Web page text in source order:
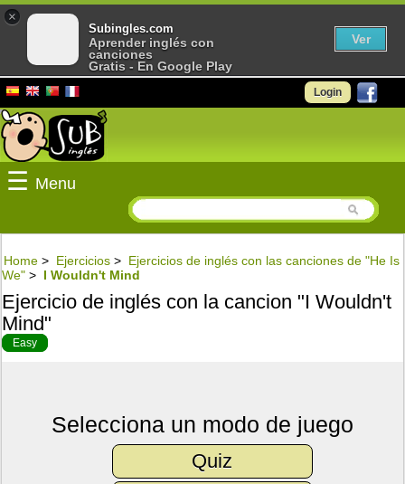
Login
☰ Menu
Home > Ejercicios > Ejercicios de inglés con las canciones de "He Is
We" > I Wouldn't Mind
Ejercicio de inglés con la cancion "I Wouldn't
Mind"
Easy
Selecciona un modo de juego
Quiz
×
Subingles.com
Aprender inglés con
canciones
Gratis - En Google Play
Ver